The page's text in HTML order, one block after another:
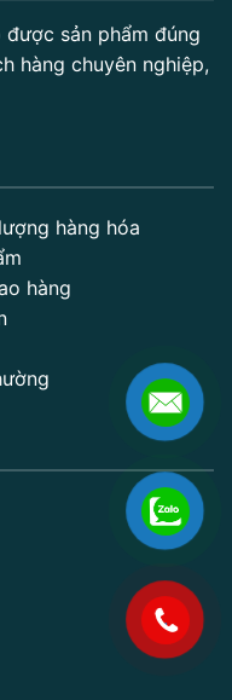
sản phẩm đúng
hàng chuyên nghiệp,
hàng hóa
hàng
.